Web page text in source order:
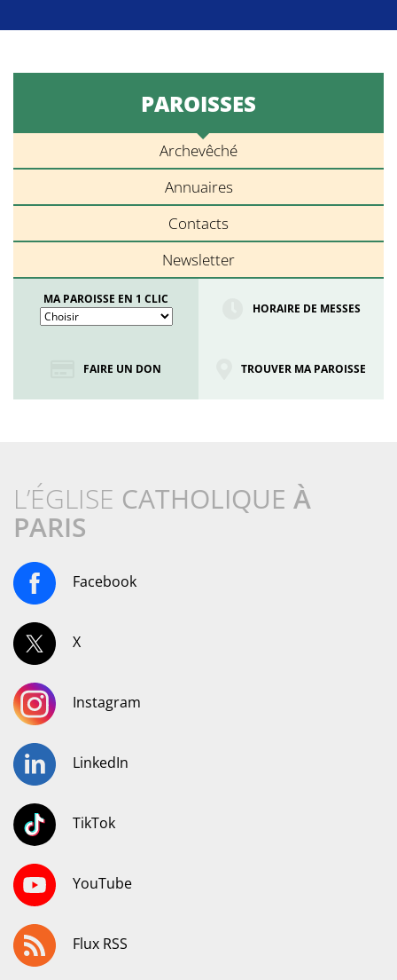
PAROISSES
Archevêché
Annuaires
Contacts
Newsletter
MA PAROISSE EN 1 CLIC
HORAIRE DE MESSES
FAIRE UN DON TROUVER MA PAROISSE
L’ÉGLISE CATHOLIQUE À
PARIS
Facebook
X
Instagram
LinkedIn
TikTok
YouTube
Flux RSS